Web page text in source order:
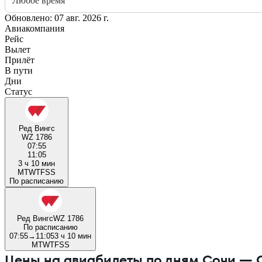
Обновлено: 07 авг. 2026 г.
Авиакомпания
Рейс
Вылет
Прилёт
В пути
Дни
Статус
Ред Вингс
WZ 1786
07:55
11:05
3 ч 10 мин
MTWTFSS
По расписанию
Ред ВингсWZ 1786
По расписанию
07:55→ 11:053 ч 10 мин
MTWTFSS